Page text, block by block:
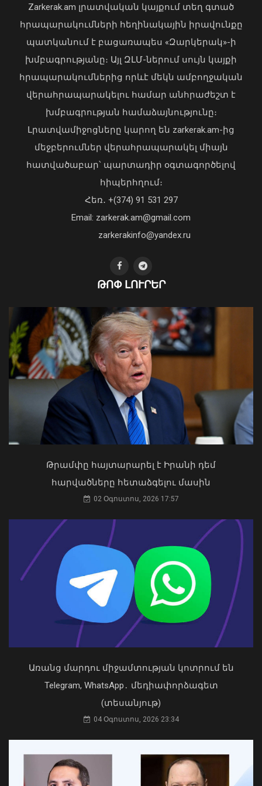
Ավտովթար՝ Երևանում․ 4
09 Օգոստոս, 2026 21:53
խաղերի, Արաուխոյի հեռանալու և
Ռաֆինյայի դերի մասին
09 Օգոստոս, 2026 21:25
Թուրքիայում երկրաշարժ է տեղի
09 Օգոստոս, 2026 21:08
Պատկերված անձը որոնվում է
09 Օգոստոս, 2026 20:48
դեմ ծանր պայքարում»․ կյանքից
հեռացել է Արսեն Ասլանյանը
04 Օգոստոս, 2026 19:12
Ապօրինի ներգաղթյալների պահման
հարց Հայաստանի հետ չի քննարկվել.
ԱԳՆ խոսնակ
Կաթողիկոսը պետք է օրենքի առաջ
կանգնի, եթե հանցանք է գործել, կամ
դարձել. աստվածաբան
07 Օգոստոս, 2026 17:03
Zarkerak.am լրատվական կայքում տեղ գտած
հրապարակումների հեղինակային իրավունքը
պատկանում է բացառապես «Զարկերակ»-ի
խմբագրությանը։ Այլ ԶԼՄ-ներում սույն կայքի
հրապարակումներից որևէ մեկն ամբողջական
վերահրապարակելու համար անհրաժեշտ է
խմբագրության համաձայնությունը։
Լրատվամիջոցները կարող են zarkerak.am-ից
մեջբերումներ վերահրապարակել միայն
հատվածաբար՝ պարտադիր օգտագործելով
հիպերհղում։
Հեռ․ +(374) 91 531 297
Email: zarkerak.am@gmail.com
zarkerakinfo@yandex.ru
ԹՈՓ ԼՈՒՐԵՐ
Թրամփը հայտարարել է Իրանի դեմ
հարվածները հետաձգելու մասին
02 Օգոստոս, 2026 17:57
Առանց մարդու միջամտության կոտրում են
Telegram, WhatsApp․ մեդիափորձագետ
(տեսանյութ)
04 Օգոստոս, 2026 23:34